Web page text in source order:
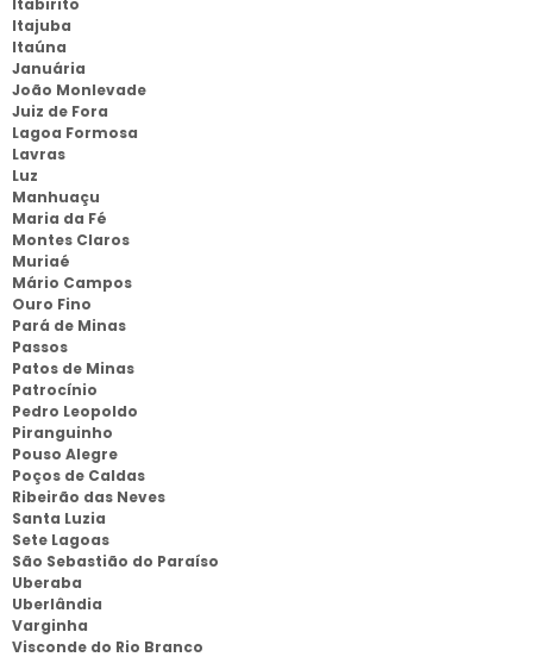
Itabirito
Itajuba
Itaúna
Januária
João Monlevade
Juiz de Fora
Lagoa Formosa
Lavras
Luz
Manhuaçu
Maria da Fé
Montes Claros
Muriaé
Mário Campos
Ouro Fino
Pará de Minas
Passos
Patos de Minas
Patrocínio
Pedro Leopoldo
Piranguinho
Pouso Alegre
Poços de Caldas
Ribeirão das Neves
Santa Luzia
Sete Lagoas
São Sebastião do Paraíso
Uberaba
Uberlândia
Varginha
Visconde do Rio Branco